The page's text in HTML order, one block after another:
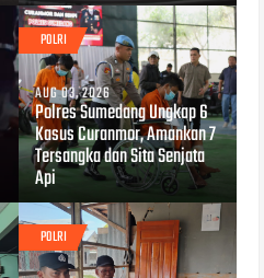
POLRI
AUG 03, 2026
Polres Sumedang Ungkap 6
Kasus Curanmor, Amankan 7
Tersangka dan Sita Senjata
Api
POLRI